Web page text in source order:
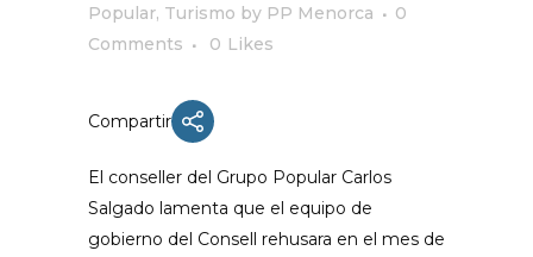
Popular, Turismo by PP Menorca
0
Comments
0 Likes
Compartir
El conseller del Grupo Popular Carlos
Salgado lamenta que el equipo de
gobierno del Consell rehusara en el mes de